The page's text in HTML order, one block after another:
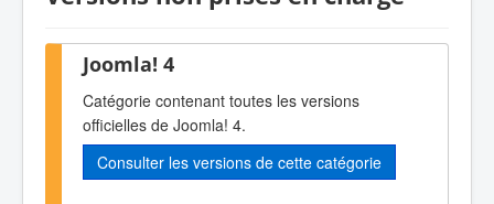
Joomla! 4
Catégorie contenant toutes les versions
officielles de Joomla! 4.
Consulter les versions de cette catégorie